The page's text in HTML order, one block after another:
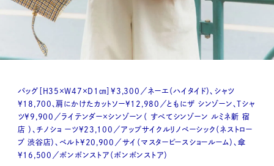
バッグ［H35×W47×D1㎝］¥3,300／ネーエ（ハイタイド）、シャツ
¥18,700、肩にかけたカットソー¥12,980／ともにザ シンゾーン、Tシャ
ツ¥9,900／ライテンダー×シンゾーン（ すべてシンゾーン ルミネ新 宿
店 ）、チノショ ーツ¥23,100／アップサイクルリノベーシック（ネストロー
ブ 渋谷店）、ベルト¥20,900／サイ（マスターピースショールーム）、傘
¥16,500／ボンボンストア（ボンボンストア）